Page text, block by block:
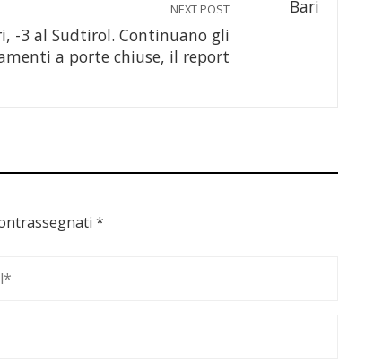
NEXT POST
-3 al Sudtirol. Continuano gli
a porte chiuse, il report
*